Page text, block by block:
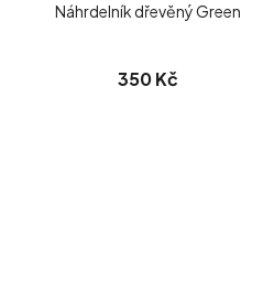
Náhrdelník dřevěný Green
350 Kč